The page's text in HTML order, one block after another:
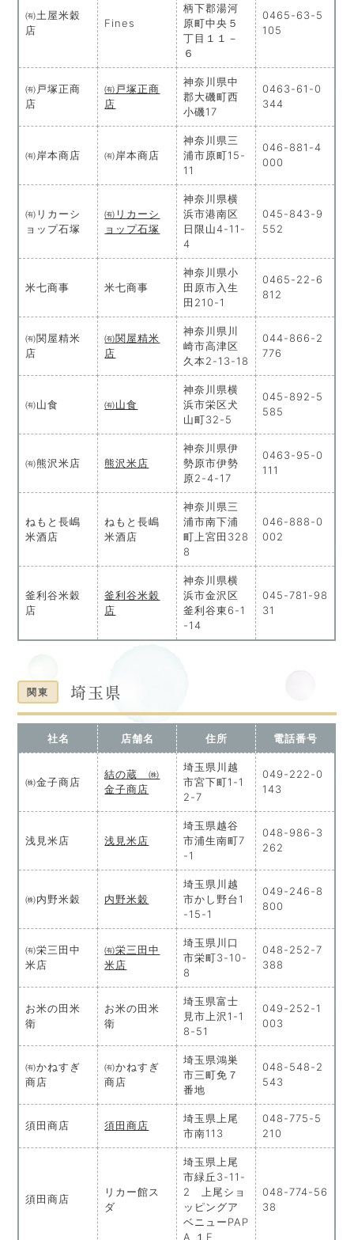
㈲土屋米穀
店
Fines
柄下郡湯河
原町中央５
丁目１１－
６
0465-63-5
105
㈲戸塚正商
店
㈲戸塚正商
店
神奈川県中
郡大磯町西
小磯17
0463-61-0
344
㈲岸本商店 ㈲岸本商店
神奈川県三
浦市原町15-
11
046-881-4
000
㈲リカーシ
ョップ石塚
㈲リカーシ
ョップ石塚
神奈川県横
浜市港南区
日限山4-11-
4
045-843-9
552
米七商事 米七商事
神奈川県小
田原市入生
田210-1
0465-22-6
812
㈲関屋精米
店
㈲関屋精米
店
神奈川県川
崎市高津区
久本2-13-18
044-866-2
776
㈲山食 ㈲山食
神奈川県横
浜市栄区犬
山町32-5
045-892-5
585
㈲熊沢米店 熊沢米店
神奈川県伊
勢原市伊勢
原2-4-17
0463-95-0
111
ねもと長嶋
米酒店
ねもと長嶋
米酒店
神奈川県三
浦市南下浦
町上宮田328
8
046-888-0
002
釜利谷米穀
店
釜利谷米穀
店
神奈川県横
浜市金沢区
釜利谷東6-1
-14
045-781-98
31
関東 埼玉県
社名 店舗名 住所 電話番号
㈱金子商店
結の蔵 ㈱
金子商店
埼玉県川越
市宮下町1-1
2-7
049-222-0
143
浅見米店 浅見米店
埼玉県越谷
市浦生南町7
-1
048-986-3
262
㈱内野米穀 内野米穀
埼玉県川越
市かし野台1
-15-1
049-246-8
800
㈲栄三田中
米店
㈲栄三田中
米店
埼玉県川口
市栄町3-10-
8
048-252-7
388
お米の田米
衛
お米の田米
衛
埼玉県富士
見市上沢1-1
8-51
049-252-1
003
㈲かねすぎ
商店
㈲かねすぎ
商店
埼玉県鴻巣
市三町免７
番地
048-548-2
543
須田商店 須田商店
埼玉県上尾
市南113
048-775-5
210
須田商店
リカー館ス
ダ
埼玉県上尾
市緑丘3-11-
2 上尾ショ
ッピングア
ベニューPAP
A １F
048-774-56
38